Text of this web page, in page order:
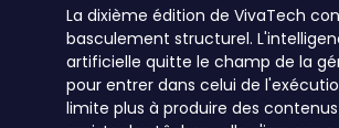
La dixième édition de VivaTech
basculement structurel.
artificielle quitte le champ de la
pour entrer dans celui de
limite plus à produire des